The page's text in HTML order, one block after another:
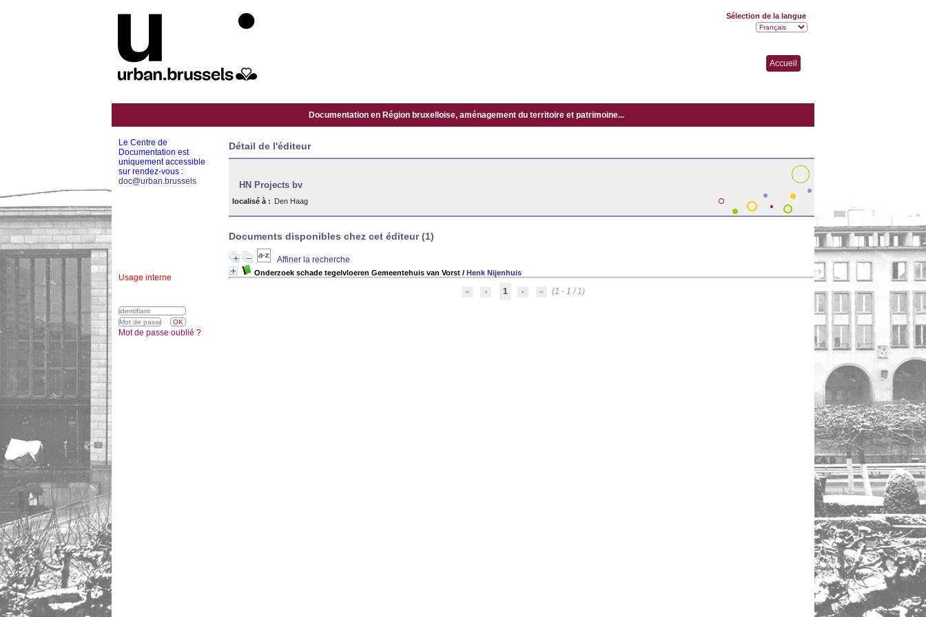
Accueil
Documentation en Région bruxelloise, aménagement du territoire et patrimoine...
Détail de l'éditeur
HN Projects bv
localisé à : Den Haag
Documents disponibles chez cet éditeur (1)
Affiner la recherche
Onderzoek schade tegelvloeren Gemeentehuis van Vorst / Henk Nijenhuis
1 (1 - 1 / 1)
Le Centre de
Documentation est
uniquement accessible
sur rendez-vous :
doc@urban.brussels
Usage interne
Sélection de la langue
Mot de passe oublié ?